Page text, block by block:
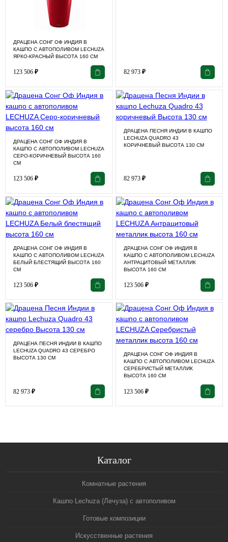
ДРАЦЕНА СОНГ ОФ ИНДИЯ В
КАШПО С АВТОПОЛИВОМ LECHUZA
ЯРКО-КРАСНЫЙ ВЫСОТА 160 СМ
123 506 ₽ 82 973 ₽
ДРАЦЕНА СОНГ ОФ ИНДИЯ В
КАШПО С АВТОПОЛИВОМ LECHUZA
СЕРО-КОРИЧНЕВЫЙ ВЫСОТА 160
СМ
123 506 ₽
ДРАЦЕНА ПЕСНЯ ИНДИИ В КАШПО
LECHUZA QUADRO 43
КОРИЧНЕВЫЙ ВЫСОТА 130 СМ
82 973 ₽
ДРАЦЕНА СОНГ ОФ ИНДИЯ В
КАШПО С АВТОПОЛИВОМ LECHUZA
БЕЛЫЙ БЛЕСТЯЩИЙ ВЫСОТА 160
СМ
123 506 ₽
ДРАЦЕНА СОНГ ОФ ИНДИЯ В
КАШПО С АВТОПОЛИВОМ LECHUZA
АНТРАЦИТОВЫЙ МЕТАЛЛИК
ВЫСОТА 160 СМ
123 506 ₽
ДРАЦЕНА ПЕСНЯ ИНДИИ В КАШПО
LECHUZA QUADRO 43 СЕРЕБРО
ВЫСОТА 130 СМ
82 973 ₽
ДРАЦЕНА СОНГ ОФ ИНДИЯ В
КАШПО С АВТОПОЛИВОМ LECHUZA
СЕРЕБРИСТЫЙ МЕТАЛЛИК
ВЫСОТА 160 СМ
123 506 ₽
Каталог
Комнатные растения
Кашпо Lechuza (Лечуза) с автополивом
Готовые композиции
Искусственные растения